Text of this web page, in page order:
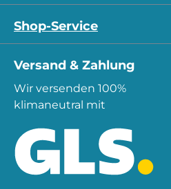
Shop-Service
Versand & Zahlung
Wir versenden 100%
klimaneutral mit